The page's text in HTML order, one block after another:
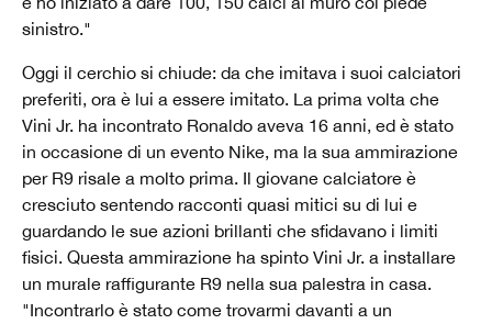
sinistro."
Oggi il cerchio si chiude: da che imitava i suoi calciatori
preferiti, ora è lui a essere imitato. La prima volta che
Vini Jr. ha incontrato Ronaldo aveva 16 anni, ed è stato
in occasione di un evento Nike, ma la sua ammirazione
per R9 risale a molto prima. Il giovane calciatore è
cresciuto sentendo racconti quasi mitici su di lui e
guardando le sue azioni brillanti che sfidavano i limiti
fisici. Questa ammirazione ha spinto Vini Jr. a installare
un murale raffigurante R9 nella sua palestra in casa.
"Incontrarlo è stato come trovarmi davanti a un